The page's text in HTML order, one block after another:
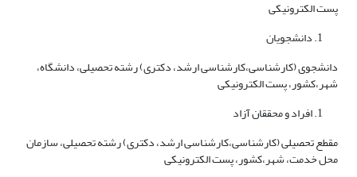
پست الکترونیکی
دانشجویان
دانشجوی (کارشناسی،کارشناسی ارشد، دکتری) رشته تحصیلی، دانشگاه،
شهر،کشور، پست الکترونیکی
افراد و محققان آزاد
مقطع تحصیلی (کارشناسی،کارشناسی ارشد، دکتری) رشته تحصیلی، سازمان
محل خدمت، شهر،کشور، پست الکترونیکی